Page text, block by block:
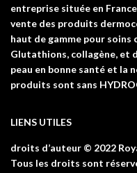
entreprise située en
vente des produits
haut de gamme pour
Glutathions, collagène, et
peau en bonne santé et la
produits sont sans
LIENS UTILES
droits d’auteur © 2022
Tous les droits sont